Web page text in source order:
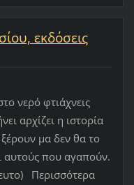
εκδόσεις
νερό φτιάχνεις
αρχίζει η ιστορία
μα δεν θα το
αυτούς που αγαπούν.
Περισσότερα